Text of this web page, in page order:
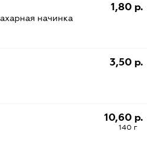
1,80 р.
начинка
3,50 р.
10,60 р.
140 г